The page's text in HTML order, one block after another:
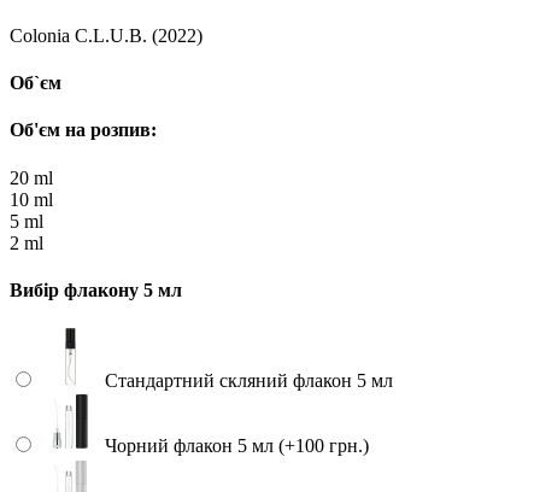
Colonia C.L.U.B. (2022)
Об`єм
Об'єм на розпив:
20 ml
10 ml
5 ml
2 ml
Вибір флакону 5 мл
Стандартний скляний флакон 5 мл
Чорний флакон 5 мл (+100 грн.)